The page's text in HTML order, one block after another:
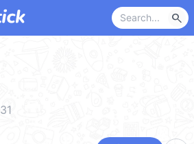
search
31